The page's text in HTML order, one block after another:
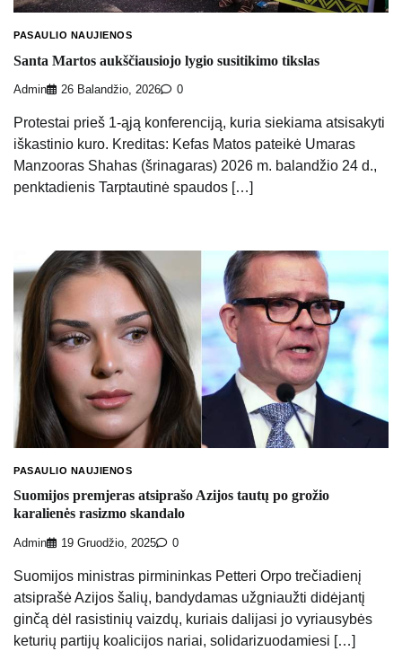
PASAULIO NAUJIENOS
Santa Martos aukščiausiojo lygio susitikimo tikslas
Admin 26 Balandžio, 2026 0
Protestai prieš 1-ąją konferenciją, kuria siekiama atsisakyti
iškastinio kuro. Kreditas: Kefas Matos pateikė Umaras
Manzooras Shahas (šrinagaras) 2026 m. balandžio 24 d.,
penktadienis Tarptautinė spaudos […]
PASAULIO NAUJIENOS
Suomijos premjeras atsiprašo Azijos tautų po grožio
karalienės rasizmo skandalo
Admin 19 Gruodžio, 2025 0
Suomijos ministras pirmininkas Petteri Orpo trečiadienį
atsiprašė Azijos šalių, bandydamas užgniaužti didėjantį
ginčą dėl rasistinių vaizdų, kuriais dalijasi jo vyriausybės
keturių partijų koalicijos nariai, solidarizuodamiesi […]